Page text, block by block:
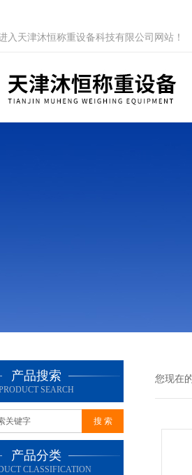
入天津沐恒称重设备科技有限公司网站！
产品搜索
SEARCH
产品分类
CLASSIFICATION
您现在